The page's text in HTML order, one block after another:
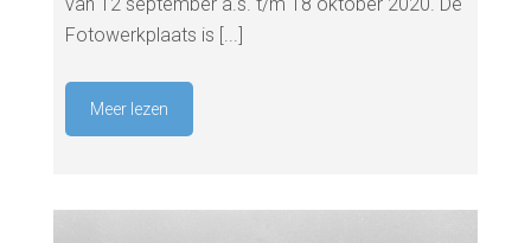
van 12 september a.s. t/m 18 oktober 2020. De
Fotowerkplaats is [...]
Meer lezen